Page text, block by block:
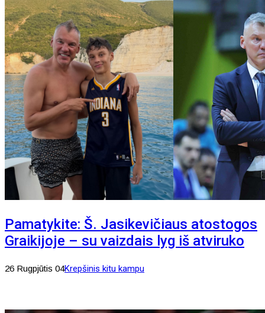
Pamatykite: Š. Jasikevičiaus atostogos
Graikijoje – su vaizdais lyg iš atviruko
26 Rugpjūtis 04Krepšinis kitu kampu